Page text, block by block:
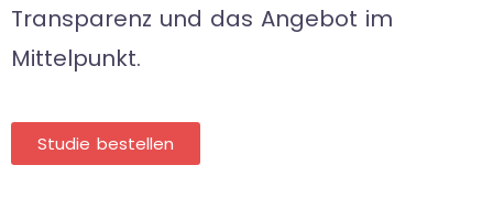
Transparenz und das Angebot im
Mittelpunkt.
Studie bestellen